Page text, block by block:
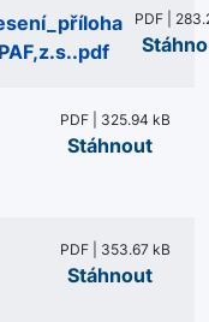
PDF |
PDF | 325.94 kB
Stáhnout
PDF | 353.67 kB
Stáhnout